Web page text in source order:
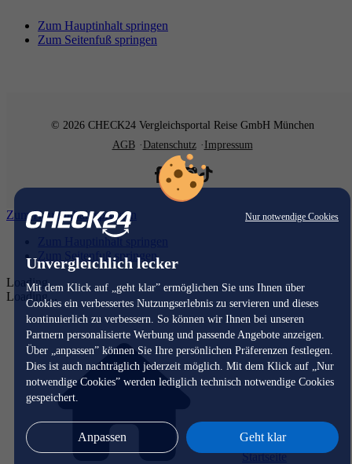
Nur notwendige Cookies
Unvergleichlich lecker
Mit dem Klick auf „geht klar” ermöglichen Sie uns Ihnen über
Cookies ein verbessertes Nutzungserlebnis zu servieren und dieses
kontinuierlich zu verbessern. So können wir Ihnen bei unseren
Partnern personalisierte Werbung und passende Angebote anzeigen.
Über „anpassen” können Sie Ihre persönlichen Präferenzen festlegen.
Dies ist auch nachträglich jederzeit möglich. Mit dem Klick auf „Nur
notwendige Cookies” werden lediglich technisch notwendige Cookies
gespeichert.
Anpassen Geht klar
Zum Hauptinhalt springen
Zum Seitenfuß springen
© 2026 CHECK24 Vergleichsportal Reise GmbH München
AGB
Datenschutz Impressum
Zum Hauptinhalt springen
Zum Hauptinhalt springen
Zum Seitenfuß springen
Loading...
Loading...
Startseite